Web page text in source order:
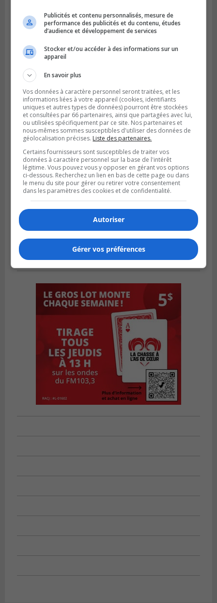
Publié le 6 juillet 2026 à 09h33
Longueuil conclue un contrat pour
valoriser des cendres d’incinération
Publicités et contenu personnalisés, mesure de
performance des publicités et du contenu, études
d’audience et développement de services
Stocker et/ou accéder à des informations sur un
appareil
En savoir plus
Vos données à caractère personnel seront traitées, et les
informations liées à votre appareil (cookies, identifiants
uniques et autres types de données) pourront être stockées
et consultées par 66 partenaires, ainsi que partagées avec lui,
ou utilisées spécifiquement par ce site. Nos partenaires et
nous-mêmes sommes susceptibles d'utiliser des données de
géolocalisation précises. Liste des partenaires.
Certains fournisseurs sont susceptibles de traiter vos
données à caractère personnel sur la base de l'intérêt
légitime. Vous pouvez vous y opposer en gérant vos options
ci-dessous. Recherchez un lien en bas de cette page ou dans
le menu du site pour gérer ou retirer votre consentement
dans les paramètres des cookies et de confidentialité.
Autoriser
Gérer vos préférences